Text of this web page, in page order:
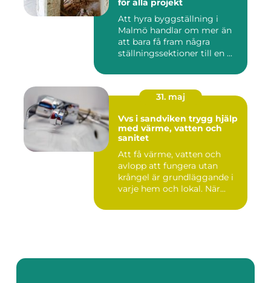
för alla projekt
Att hyra byggställning i
Malmö handlar om mer än
att bara få fram några
ställningssektioner till en ...
31. maj
Vvs i sandviken trygg hjälp
med värme, vatten och
sanitet
Att få värme, vatten och
avlopp att fungera utan
krångel är grundläggande i
varje hem och lokal. När...